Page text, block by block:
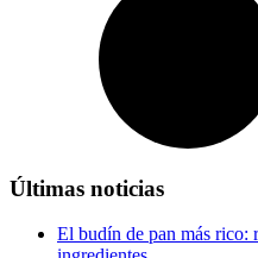
Últimas noticias
El budín de pan más rico: